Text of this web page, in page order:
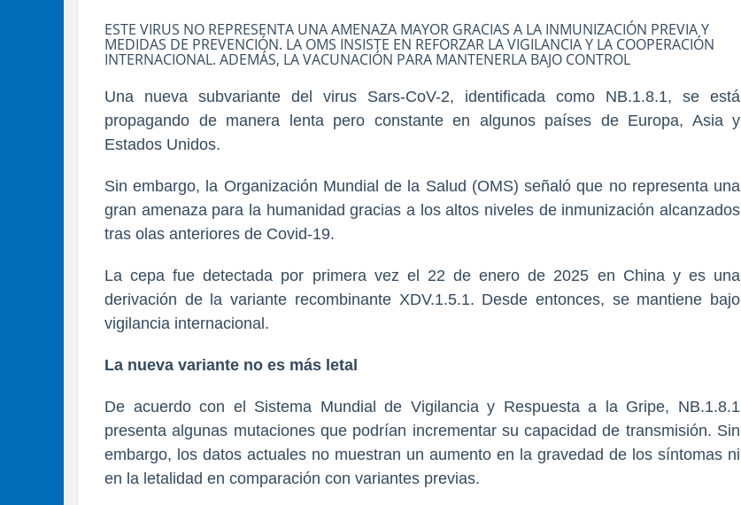
ESTE VIRUS NO REPRESENTA UNA AMENAZA MAYOR GRACIAS A LA INMUNIZACIÓN PREVIA Y
MEDIDAS DE PREVENCIÓN. LA OMS INSISTE EN REFORZAR LA VIGILANCIA Y LA COOPERACIÓN
INTERNACIONAL. ADEMÁS, LA VACUNACIÓN PARA MANTENERLA BAJO CONTROL
Una nueva subvariante del virus Sars-CoV-2, identificada como NB.1.8.1, se está
propagando de manera lenta pero constante en algunos países de Europa, Asia y
Estados Unidos.
Sin embargo, la Organización Mundial de la Salud (OMS) señaló que no representa una
gran amenaza para la humanidad gracias a los altos niveles de inmunización alcanzados
tras olas anteriores de Covid-19.
La cepa fue detectada por primera vez el 22 de enero de 2025 en China y es una
derivación de la variante recombinante XDV.1.5.1. Desde entonces, se mantiene bajo
vigilancia internacional.
La nueva variante no es más letal
De acuerdo con el Sistema Mundial de Vigilancia y Respuesta a la Gripe, NB.1.8.1
presenta algunas mutaciones que podrían incrementar su capacidad de transmisión. Sin
embargo, los datos actuales no muestran un aumento en la gravedad de los síntomas ni
en la letalidad en comparación con variantes previas.